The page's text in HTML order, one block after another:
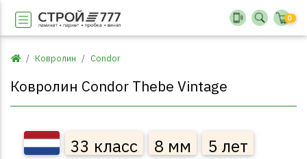
0
Ковролин Condor
Ковролин Condor Thebe Vintage
33 класс 8 мм 5 лет